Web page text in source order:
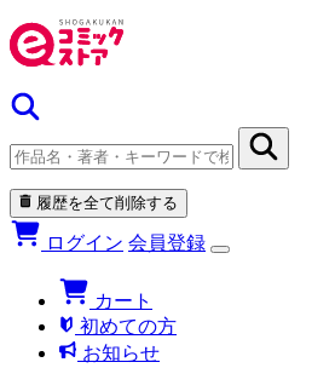
履歴を全て削除する
ログイン 会員登録
カート
初めての方
お知らせ